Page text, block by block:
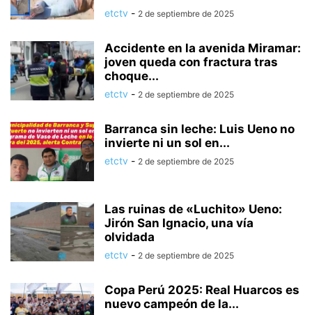
etctv - 2 de septiembre de 2025
Accidente en la avenida Miramar:
joven queda con fractura tras
choque...
etctv - 2 de septiembre de 2025
Barranca sin leche: Luis Ueno no
invierte ni un sol en...
etctv - 2 de septiembre de 2025
Las ruinas de «Luchito» Ueno:
Jirón San Ignacio, una vía
olvidada
etctv - 2 de septiembre de 2025
Copa Perú 2025: Real Huarcos es
nuevo campeón de la...